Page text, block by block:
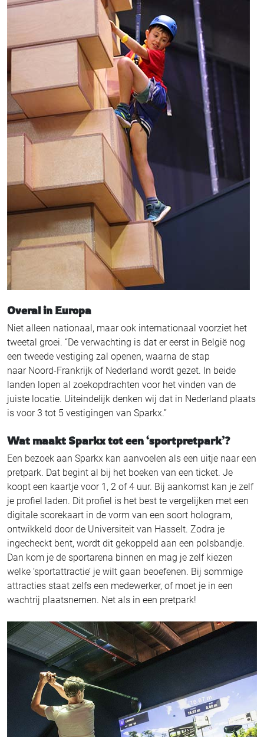
Overal in Europa
Niet alleen nationaal, maar ook internationaal voorziet het
tweetal groei. “De verwachting is dat er eerst in België nog
een tweede vestiging zal openen, waarna de stap
naar Noord-Frankrijk of Nederland wordt gezet. In beide
landen lopen al zoekopdrachten voor het vinden van de
juiste locatie. Uiteindelijk denken wij dat in Nederland plaats
is voor 3 tot 5 vestigingen van Sparkx.”
Wat maakt Sparkx tot een ‘sportpretpark’?
Een bezoek aan Sparkx kan aanvoelen als een uitje naar een
pretpark. Dat begint al bij het boeken van een ticket. Je
koopt een kaartje voor 1, 2 of 4 uur. Bij aankomst kan je zelf
je profiel laden. Dit profiel is het best te vergelijken met een
digitale scorekaart in de vorm van een soort hologram,
ontwikkeld door de Universiteit van Hasselt. Zodra je
ingecheckt bent, wordt dit gekoppeld aan een polsbandje.
Dan kom je de sportarena binnen en mag je zelf kiezen
welke ‘sportattractie’ je wilt gaan beoefenen. Bij sommige
attracties staat zelfs een medewerker, of moet je in een
wachtrij plaatsnemen. Net als in een pretpark!
Sluit je aan bij meer dan 10.000 recreatie
ondernemers!